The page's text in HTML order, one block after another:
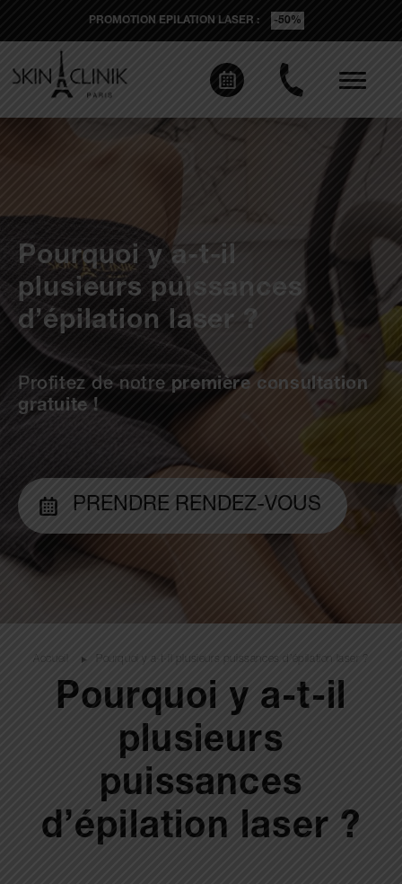
ÉPILATION LASER -50% JUSQU’AU 31 AOÛT 2026
Pourquoi y a-t-il
plusieurs puissances
d’épilation laser ?
Profitez de notre première consultation
gratuite !
PRENDRE RENDEZ-VOUS
Accueil Pourquoi y a-t-il plusieurs puissances d’épilation laser ?
Pourquoi y a-t-il
plusieurs
puissances
d’épilation laser ?